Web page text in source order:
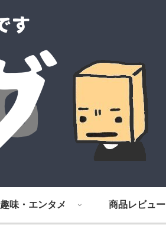
趣味・エンタメ 商品レビュー